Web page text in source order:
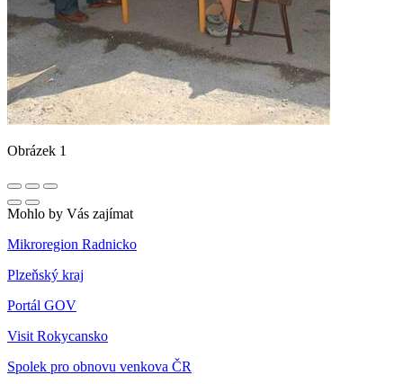
Obrázek 1
Mohlo by Vás zajímat
Mikroregion Radnicko
Plzeňský kraj
Portál GOV
Visit Rokycansko
Spolek pro obnovu venkova ČR